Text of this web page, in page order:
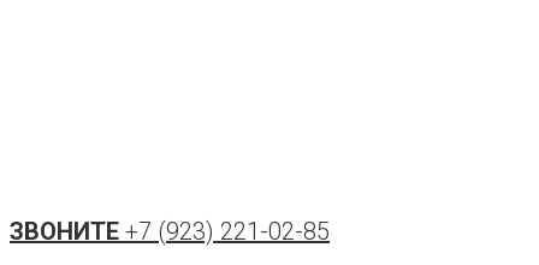
ЗВОНИТЕ +7 (923) 221-02-85